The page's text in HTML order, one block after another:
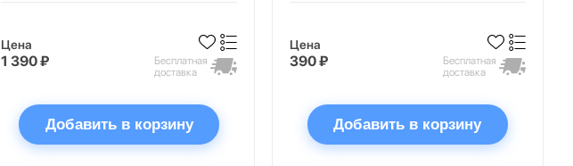
Цена
1 390 ₽
Бесплатная
доставка
Добавить в корзину
Цена
390 ₽
Бесплатная
доставка
Добавить в корзину